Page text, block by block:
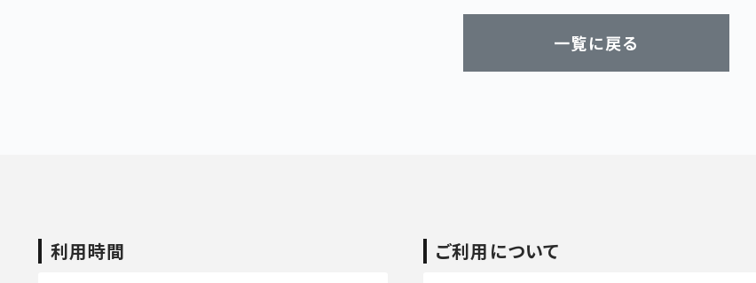
一覧に戻る
利用時間 ご利用について